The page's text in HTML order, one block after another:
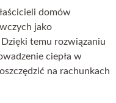
domów
jako
temu rozwiązaniu
ciepła w
na rachunkach